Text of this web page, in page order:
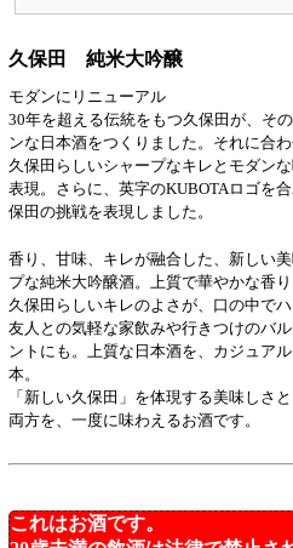
久保田 純米大吟醸
モダンにリニューアル
30年を超える伝統をもつ久保田が、そ
ンな日本酒をつくりました。それに合
久保田らしいシャープなキレとモダン
表現。さらに、英字のKUBOTAロゴを
保田の挑戦を表現しました。
香り、甘味、キレが融合した、新しい
プな純米大吟醸酒。上質で華やかな香
久保田らしいキレのよさが、口の中で
友人との気軽な家飲みや行きつけのバ
ントにも。上質な日本酒を、カジュア
本。
「新しい久保田」を体現する美味しさ
両方を、一度に味わえるお酒です。
これはお酒です。